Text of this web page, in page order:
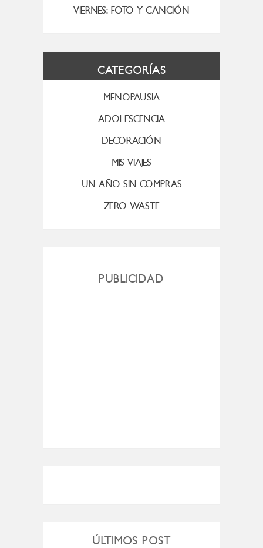
VIERNES: FOTO Y CANCIÓN
CATEGORÍAS
MENOPAUSIA
ADOLESCENCIA
DECORACIÓN
MIS VIAJES
UN AÑO SIN COMPRAS
ZERO WASTE
PUBLICIDAD
ÚLTIMOS POST